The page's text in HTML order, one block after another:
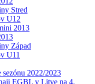
Stred
U12
2013
Západ
U11
sezónu 2022/2023
EGBL v Litve na 4.